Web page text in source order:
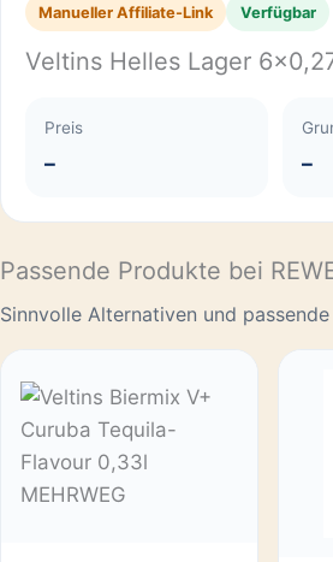
Manueller Affiliate-Link Verfügbar
Veltins Helles Lager
Preis
– –
Passende Produkte bei
Sinnvolle Alternativen und